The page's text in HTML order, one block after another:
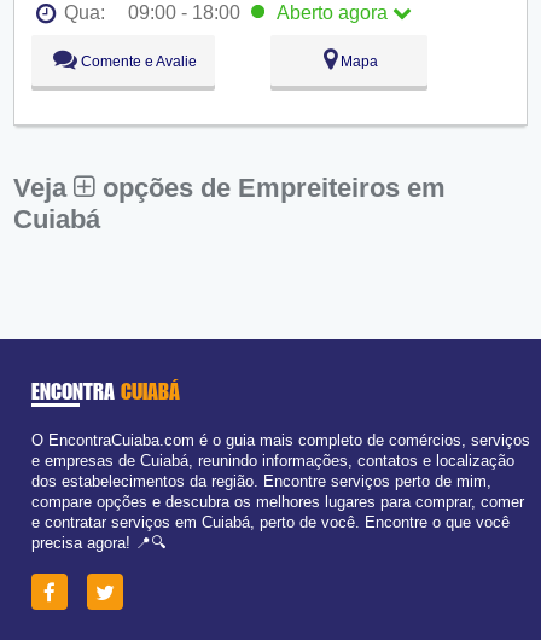
Qua:
09:00 - 18:00 Aberto agora
Seg:
Ter:
09:00 - 18:00
Qua:
09:00 - 18:00 Abertoagora
Sex:
09:00 - 18:00
Dom:
Fechado
Comente e Avalie Mapa
Veja
opções de Empreiteiros em
Cuiabá
ENCONTRA CUIABÁ
O EncontraCuiaba.com é o guia mais completo de comércios, serviços
e empresas de Cuiabá, reunindo informações, contatos e localização
dos estabelecimentos da região. Encontre serviços perto de mim,
compare opções e descubra os melhores lugares para comprar, comer
e contratar serviços em Cuiabá, perto de você. Encontre o que você
precisa agora! 📍🔍